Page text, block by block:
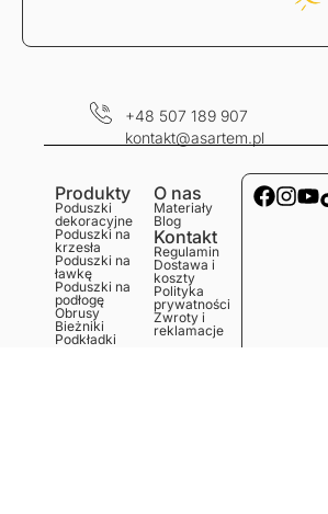
+48 507 189 907
kontakt@asartem.pl
Produkty
Poduszki
dekoracyjne
Poduszki na
krzesła
Poduszki na
ławkę
Poduszki na
podłogę
Obrusy
Bieżniki
Podkładki
O nas
Materiały
Blog
Kontakt
Regulamin
Dostawa i
koszty
Polityka
prywatności
Zwroty i
reklamacje